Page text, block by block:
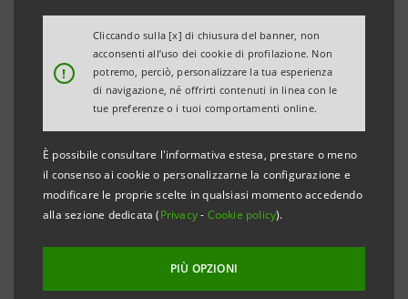
!
Cliccando sulla [x] di chiusura del banner, non
acconsenti all’uso dei cookie di profilazione. Non
potremo, perciò, personalizzare la tua esperienza
di navigazione, né offrirti contenuti in linea con le
tue preferenze o i tuoi comportamenti online.
È possibile consultare l'informativa estesa, prestare o meno
il consenso ai cookie o personalizzarne la configurazione e
modificare le proprie scelte in qualsiasi momento accedendo
alla sezione dedicata (Privacy- Cookie policy).
PIÙ OPZIONI
NUOVO RECORD STORICO PER LE ESPORTAZIONI
NEL 2019 I DISTRETTI MONITORATI SARANNO 12
CON LE MACCHINE UTENSILI E ROBOT INDUSTRIALI
DI TORINO
Le esportazioni dei distretti industriali del
Piemonte nel 2018 sono aumentate del